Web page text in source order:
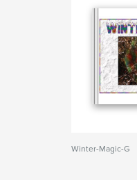
Winter-Magic-G